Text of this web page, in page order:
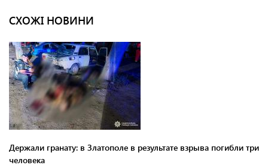
СХОЖІ НОВИНИ
Держали гранату: в Златополе в результате взрыва погибли три
человека